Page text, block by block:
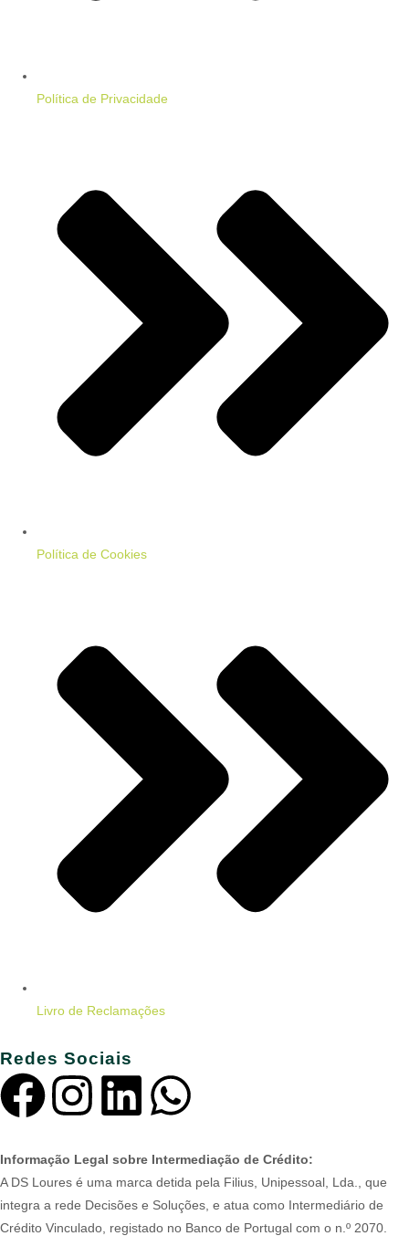
Política de Privacidade
Política de Cookies
Livro de Reclamações
Redes Sociais
Informação Legal sobre Intermediação de Crédito:
A DS Loures é uma marca detida pela Filius, Unipessoal, Lda., que
integra a rede Decisões e Soluções, e atua como Intermediário de
Crédito Vinculado, registado no Banco de Portugal com o n.º 2070.